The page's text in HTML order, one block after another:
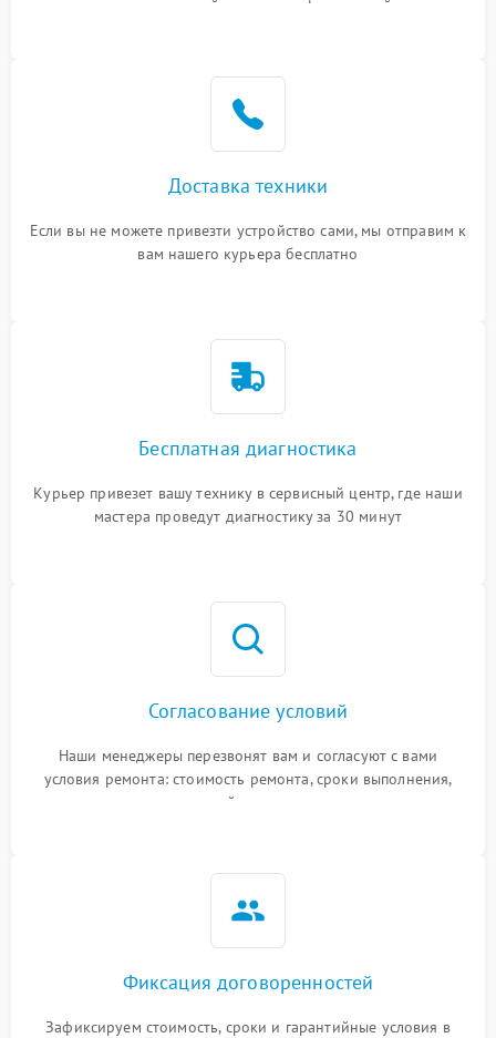
или оставить свой номер телефона на сайте
Доставка техники
Если вы не можете привезти устройство сами, мы отправим к
вам нашего курьера бесплатно
Бесплатная диагностика
Курьер привезет вашу технику в сервисный центр, где наши
мастера проведут диагностику за 30 минут
Согласование условий
Наши менеджеры перезвонят вам и согласуют с вами
условия ремонта: стоимость ремонта, сроки выполнения,
гарантийные условия
Фиксация договоренностей
Зафиксируем стоимость, сроки и гарантийные условия в